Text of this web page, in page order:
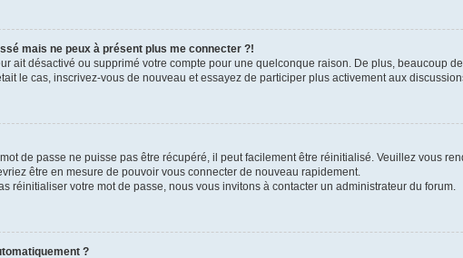
mais ne peux à présent plus me connecter ?!
ait désactivé ou supprimé votre compte pour une quelconque raison. De plus, beaucoup
le cas, inscrivez-vous de nouveau et essayez de participer plus activement aux
de passe ne puisse pas être récupéré, il peut facilement être réinitialisé. Veuillez vous
être en mesure de pouvoir vous connecter de nouveau rapidement.
réinitialiser votre mot de passe, nous vous invitons à contacter un administrateur du forum.
?